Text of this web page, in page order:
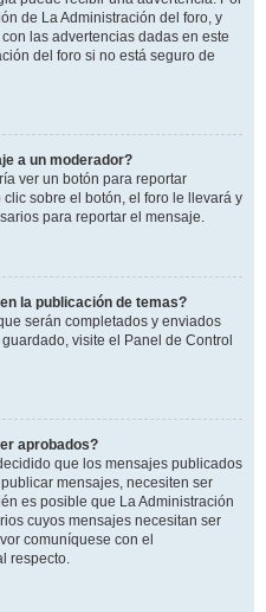
de La Administración del foro, y
las advertencias dadas en este
del foro si no está seguro de
a un moderador?
ver un botón para reportar
sobre el botón, el foro le llevará y
para reportar el mensaje.
la publicación de temas?
serán completados y enviados
visite el Panel de Control
aprobados?
que los mensajes publicados
mensajes, necesiten ser
es posible que La Administración
cuyos mensajes necesitan ser
comuníquese con el
respecto.